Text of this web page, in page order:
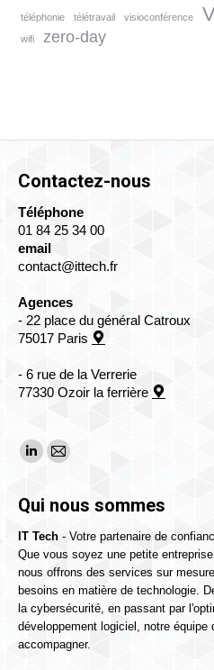
téléphonie télétravail visioconférence
wifi zero-day
Contactez-nous
Téléphone
01 84 25 34 00
email
contact@ittech.fr
Agences
- 22 place du général Catroux
75017 Paris
- 6 rue de la Verrerie
77330 Ozoir la ferrière
Trouvez nous sur :
La
LinkedIn
s'ouvre
dans
une
nouvelle
fenêtre
La
E-
mail
s'ouvre
dans
une
nouvelle
fenêtre
Qui nous sommes
IT Tech - Votre partenaire de
Que vous soyez une petite
nous offrons des services sur
besoins en matière de technologie.
la cybersécurité, en passant par
développement logiciel, notre équipe
accompagner.